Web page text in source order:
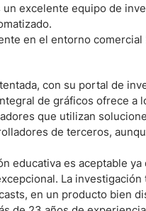
excelente equipo de
en el entorno
con su portal de
de gráficos ofrece
que utilizan
de terceros,
educativa es aceptable
La
en un producto bien